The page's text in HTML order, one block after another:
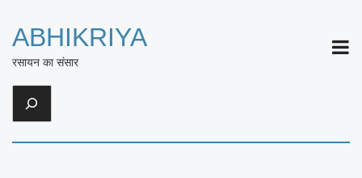
ABHIKRIYA
रसायन का संसार
Search